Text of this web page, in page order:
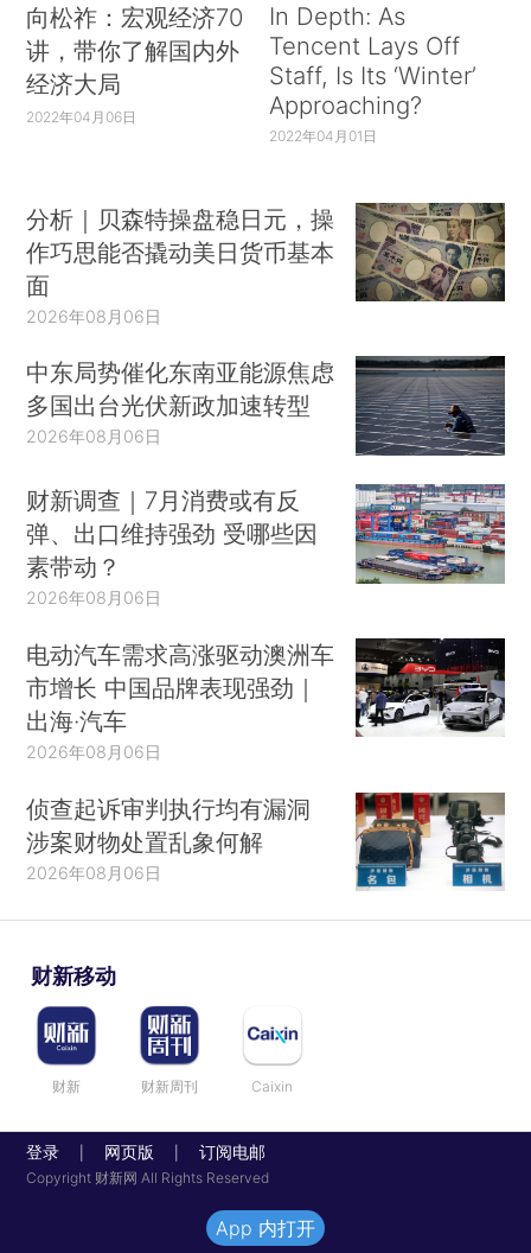
向松祚：宏观经济70
讲，带你了解国内外
经济大局
2022年04月06日
In Depth: As
Tencent Lays Off
Staff, Is Its ‘Winter’
Approaching?
2022年04月01日
分析｜贝森特操盘稳日元，操
作巧思能否撬动美日货币基本
面
2026年08月06日
中东局势催化东南亚能源焦虑
多国出台光伏新政加速转型
2026年08月06日
财新调查｜7月消费或有反
弹、出口维持强劲 受哪些因
素带动？
2026年08月06日
电动汽车需求高涨驱动澳洲车
市增长 中国品牌表现强劲｜
出海·汽车
2026年08月06日
侦查起诉审判执行均有漏洞
涉案财物处置乱象何解
2026年08月06日
财新移动
财新 财新周刊 Caixin
登录 网页版 订阅电邮
Copyright 财新网 All Rights Reserved
App 内打开